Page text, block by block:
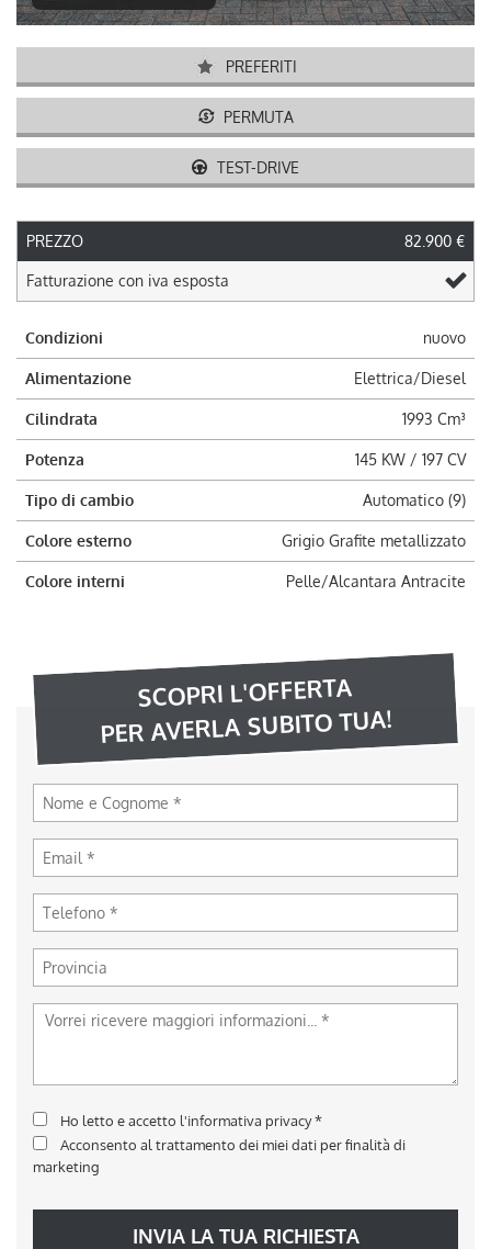
PREFERITI
PERMUTA
TEST-DRIVE
PREZZO 82.900 €
Fatturazione con iva esposta
Condizioni nuovo
Alimentazione Elettrica/Diesel
Cilindrata 1993 Cm³
Potenza 145 KW / 197 CV
Tipo di cambio Automatico (9)
Colore esterno Grigio Grafite metallizzato
Colore interni Pelle/Alcantara Antracite
SCOPRI L'OFFERTA
PER AVERLA SUBITO TUA!
Ho letto e accetto l'informativa privacy*
Acconsento al trattamento dei miei dati per finalità di
marketing
INVIA LA TUA RICHIESTA